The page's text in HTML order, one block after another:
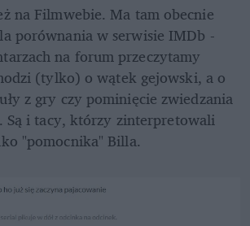
na Filmwebie. Ma tam obecnie
porównania w serwisie IMDb -
na forum przeczytamy
(tylko) o wątek gejowski, a o
z gry czy pominięcie zwiedzania
Są i tacy, którzy zinterpretowali
"pomocnika" Billa.